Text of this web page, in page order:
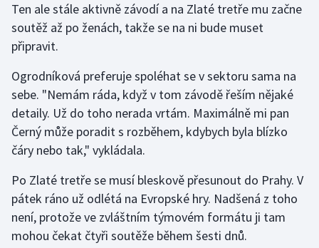
Rychlobruslení
Rychlostní kanoistika
Short track
Sportovní střelba
Stolní tenis
Triatlon
Veslování
Ten ale stále aktivně závodí a na Zlaté tretře mu začne
soutěž až po ženách, takže se na ni bude muset
připravit.
Ogrodníková preferuje spoléhat se v sektoru sama na
sebe. "Nemám ráda, když v tom závodě řeším nějaké
detaily. Už do toho nerada vrtám. Maximálně mi pan
Černý může poradit s rozběhem, kdybych byla blízko
čáry nebo tak," vykládala.
Po Zlaté tretře se musí bleskově přesunout do Prahy. V
pátek ráno už odlétá na Evropské hry. Nadšená z toho
není, protože ve zvláštním týmovém formátu ji tam
mohou čekat čtyři soutěže během šesti dnů.